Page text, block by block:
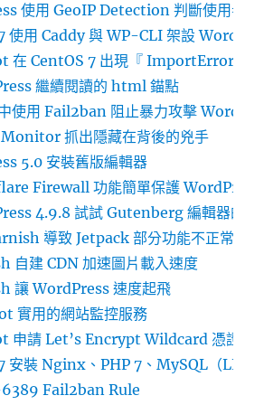
使用 GeoIP Detection 判斷使用者國
使用 Caddy 與 WP-CLI 架設
在 CentOS 7 出現『 ImportError:
繼續閱讀的 html 錨點
使用 Fail2ban 阻止暴力攻擊
抓出隱藏在背後的兇手
5.0 安裝舊版編輯器
Firewall 功能簡單保護 WordPress
4.9.8 試試 Gutenberg 編輯器的提
導致 Jetpack 部分功能不正常運作
自建 CDN 加速圖片載入速度
讓 WordPress 速度起飛
實用的網站監控服務
申請 Let’s Encrypt Wildcard 憑證
安裝 Nginx、PHP 7、MySQL（
Fail2ban Rule